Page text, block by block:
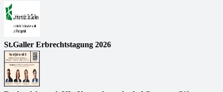
St.Galler Erbrechtstagung 2026